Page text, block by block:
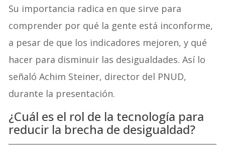
Su importancia radica en que sirve para
comprender por qué la gente está inconforme,
a pesar de que los indicadores mejoren, y qué
hacer para disminuir las desigualdades. Así lo
señaló Achim Steiner, director del PNUD,
durante la presentación.
¿Cuál es el rol de la tecnología para
reducir la brecha de desigualdad?